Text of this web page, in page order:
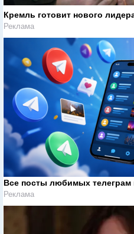
Кремль готовит нового
Реклама
Все посты любимых телеграм
Реклама